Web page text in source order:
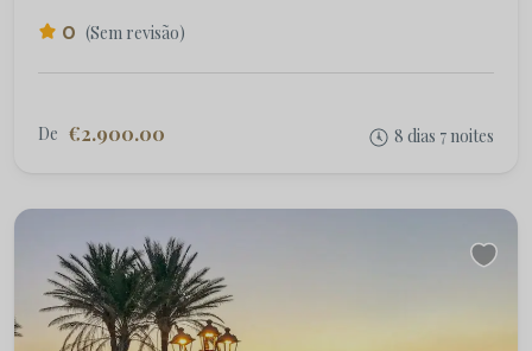
0 (Sem revisão)
De €2.900.00 8 dias 7 noites